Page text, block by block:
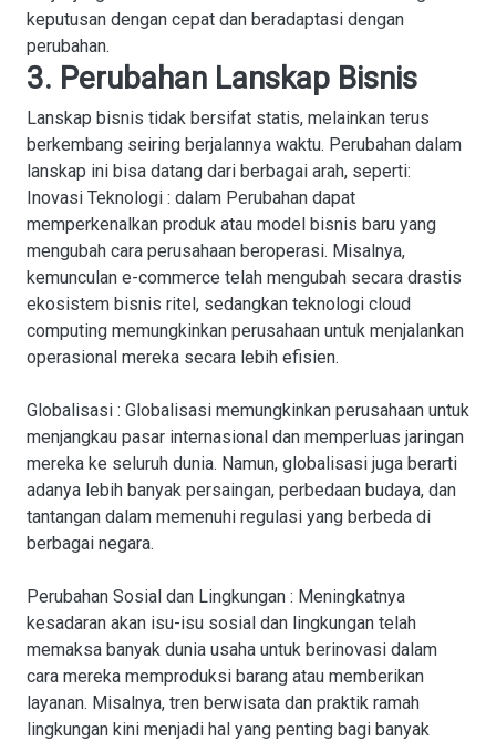
keputusan dengan cepat dan beradaptasi dengan
perubahan.
3. Perubahan Lanskap Bisnis
Lanskap bisnis tidak bersifat statis, melainkan terus
berkembang seiring berjalannya waktu. Perubahan dalam
lanskap ini bisa datang dari berbagai arah, seperti:
Inovasi Teknologi : dalam Perubahan dapat
memperkenalkan produk atau model bisnis baru yang
mengubah cara perusahaan beroperasi. Misalnya,
kemunculan e-commerce telah mengubah secara drastis
ekosistem bisnis ritel, sedangkan teknologi cloud
computing memungkinkan perusahaan untuk menjalankan
operasional mereka secara lebih efisien.
Globalisasi : Globalisasi memungkinkan perusahaan untuk
menjangkau pasar internasional dan memperluas jaringan
mereka ke seluruh dunia. Namun, globalisasi juga berarti
adanya lebih banyak persaingan, perbedaan budaya, dan
tantangan dalam memenuhi regulasi yang berbeda di
berbagai negara.
Perubahan Sosial dan Lingkungan : Meningkatnya
kesadaran akan isu-isu sosial dan lingkungan telah
memaksa banyak dunia usaha untuk berinovasi dalam
cara mereka memproduksi barang atau memberikan
layanan. Misalnya, tren berwisata dan praktik ramah
lingkungan kini menjadi hal yang penting bagi banyak